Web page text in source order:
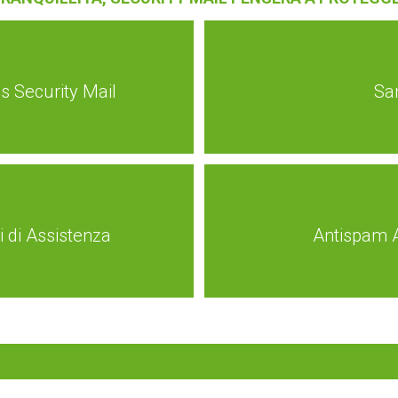
Security Mail
Security Mail
di Assistenza
di Assistenza Antispam
Antispam